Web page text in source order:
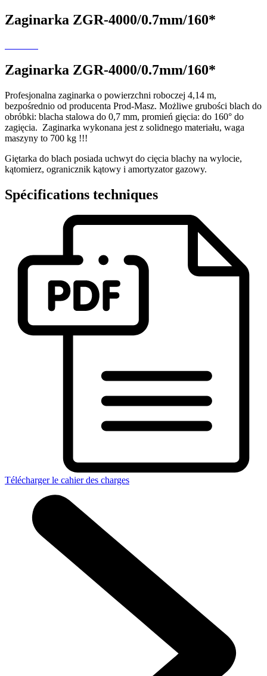
Zaginarka ZGR-4000/0.7mm/160*
Zaginarka ZGR-4000/0.7mm/160*
Profesjonalna zaginarka o powierzchni roboczej 4,14 m,
bezpośrednio od producenta Prod-Masz. Możliwe grubości blach do
obróbki: blacha stalowa do 0,7 mm, promień gięcia: do 160° do
zagięcia. Zaginarka wykonana jest z solidnego materiału, waga
maszyny to 700 kg !!!
Giętarka do blach posiada uchwyt do cięcia blachy na wylocie,
kątomierz, ogranicznik kątowy i amortyzator gazowy.
Spécifications techniques
Télécharger le cahier des charges